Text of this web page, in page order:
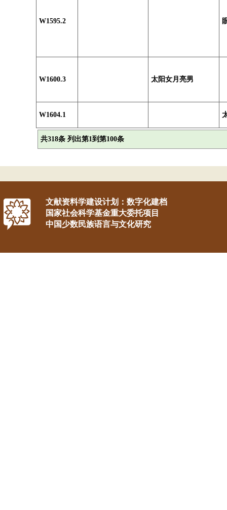
W1595.2
W1600.3 太阳女月亮男
W1604.1
共318条 列出第1到第100条
文献资料学建设计划：数字化建档
国家社会科学基金重大委托项目
中国少数民族语言与文化研究